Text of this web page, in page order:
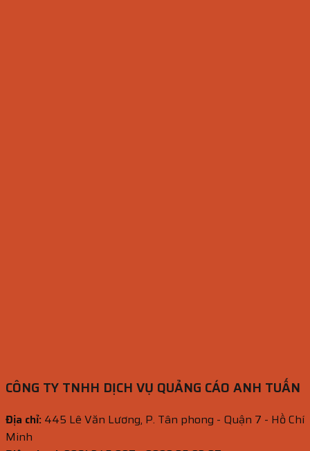
CÔNG TY TNHH DỊCH VỤ QUẢNG CÁO ANH TUẤN
Địa chỉ: 445 Lê Văn Lương, P. Tân phong - Quận 7 - Hồ Chí
Minh